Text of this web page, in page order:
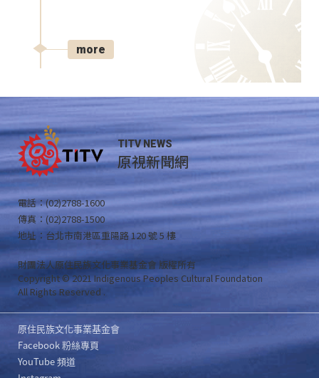
more
TITV NEWS
原視新聞網
電話：(02)2788-1600
傳真：(02)2788-1500
地址：台北市南港區重陽路 120 號 5 樓
財團法人原住民族文化事業基金會 版權所有
Copyright © 2021 Indigenous Peoples Cultural Foundation
All Rights Reserved .
原住民族文化事業基金會
Facebook 粉絲專頁
YouTube 頻道